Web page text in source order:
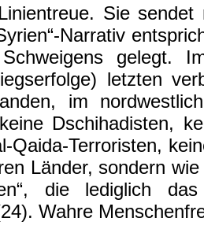
Sie
Narrativ
gelegt.
letzten
im
Dschihadisten,
Qaida-Terroristen,
Länder, sondern
die lediglich
Wahre